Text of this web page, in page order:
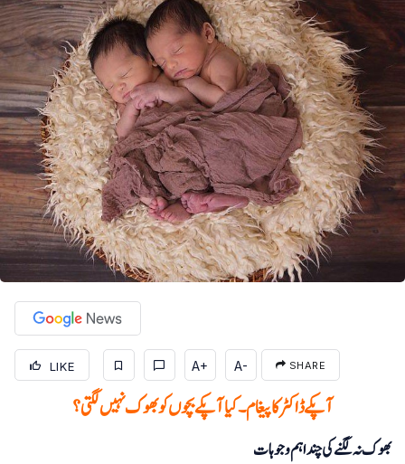
LIKE A+ A- SHARE
آپکے ڈاکٹر کا پیغام۔ کیا آپکے بچوں کو بھوک نہیں لگتی؟
بھوک نہ لگنے کی چند اہم وجوہات